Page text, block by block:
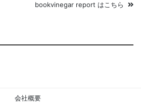
bookvinegar report はこちら
会社概要